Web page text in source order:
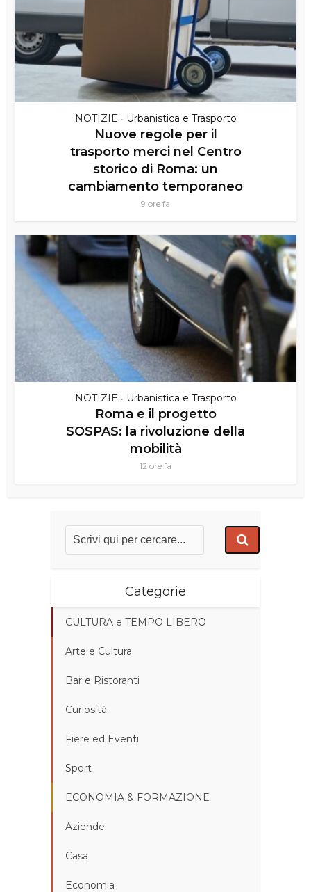
NOTIZIE • Urbanistica e Trasporto
Nuove regole per il
trasporto merci nel Centro
storico di Roma: un
cambiamento temporaneo
9 ore fa
NOTIZIE • Urbanistica e Trasporto
Roma e il progetto
SOSPAS: la rivoluzione della
mobilità
12 ore fa
Categorie
CULTURA e TEMPO LIBERO
Arte e Cultura
Bar e Ristoranti
Curiosità
Fiere ed Eventi
Sport
ECONOMIA & FORMAZIONE
Aziende
Casa
Economia